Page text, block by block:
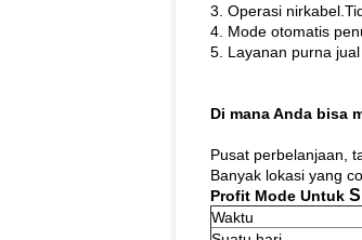
3. Operasi
4. Mode otomatis
5. Layanan purna
Di mana Anda bisa
Pusat perbelanjaan,
Banyak lokasi yang
Profit Mode Untuk
Waktu